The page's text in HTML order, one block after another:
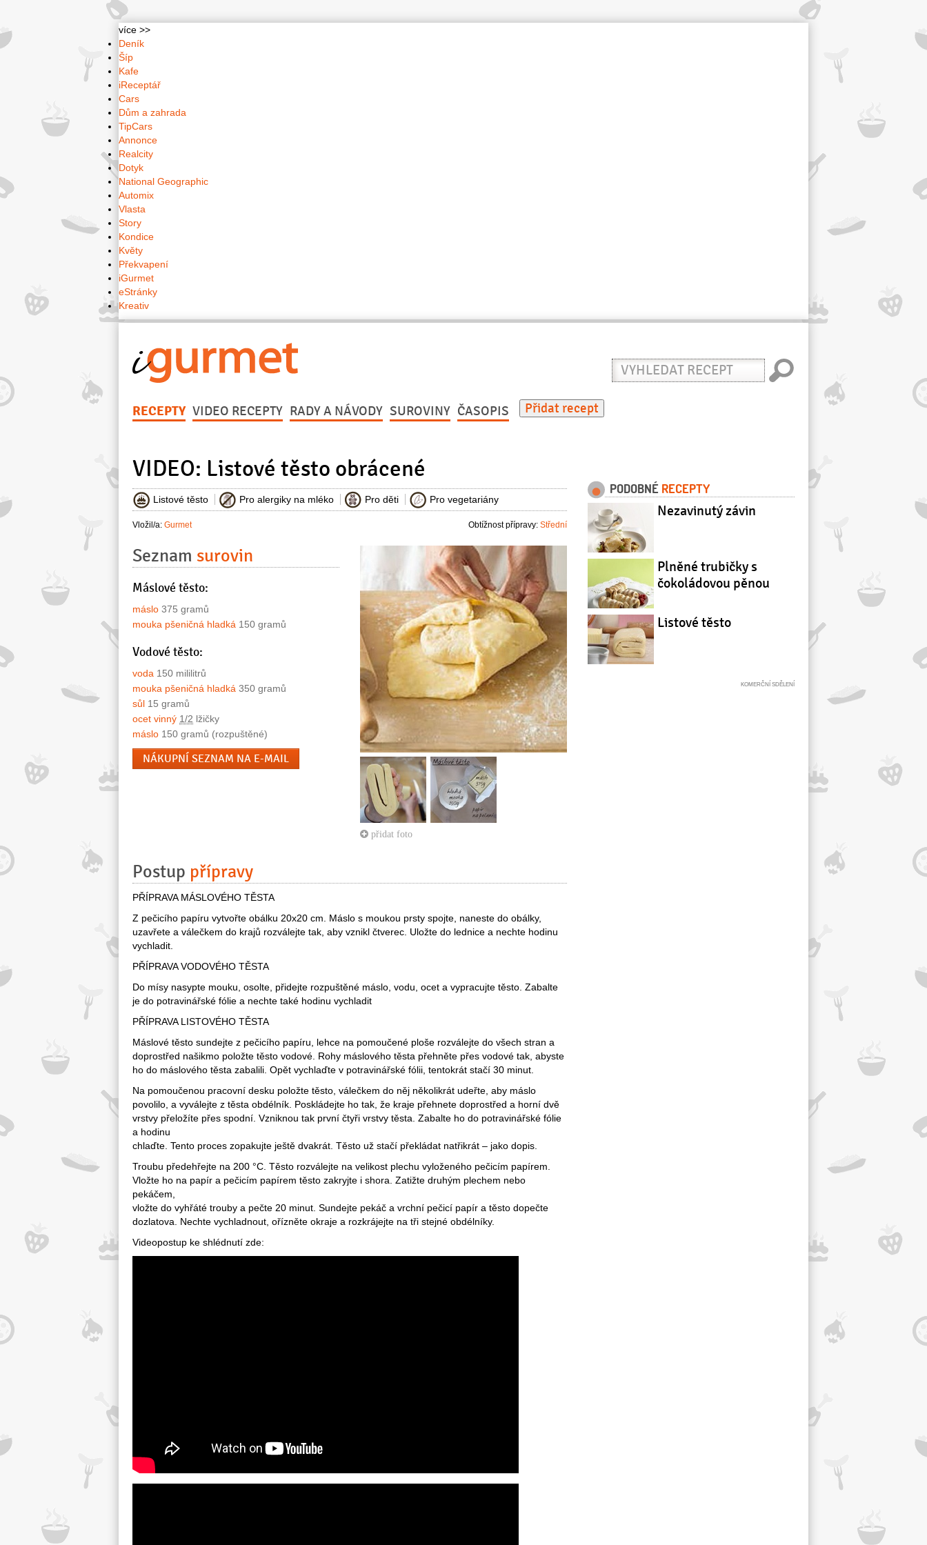
více >>
Deník
Šíp
Kafe
iReceptář
Cars
Dům a zahrada
TipCars
Annonce
Realcity
Dotyk
National Geographic
Automix
Vlasta
Story
Kondice
Květy
Překvapení
iGurmet
eStránky
Kreativ
Vyhledat
recept
RECEPTY VIDEO RECEPTY RADY A NÁVODY SUROVINY ČASOPIS Přidat recept
VIDEO: Listové těsto obrácené
Listové těsto Pro alergiky na mléko Pro děti Pro vegetariány
Vložil/a: Gurmet Obtížnost přípravy: Střední
přidat foto
Seznam surovin
Máslové těsto:
máslo 375 gramů
mouka pšeničná hladká 150 gramů
Vodové těsto:
voda 150 mililitrů
mouka pšeničná hladká 350 gramů
sůl 15 gramů
ocet vinný 1/2 lžičky
máslo 150 gramů (rozpuštěné)
NÁKUPNÍ SEZNAM NA E-MAIL
Postup přípravy
PŘÍPRAVA MÁSLOVÉHO TĚSTA
Z pečicího papíru vytvořte obálku 20x20 cm. Máslo s moukou prsty spojte, naneste do obálky,
uzavřete a válečkem do krajů rozválejte tak, aby vznikl čtverec. Uložte do lednice a nechte hodinu
vychladit.
PŘÍPRAVA VODOVÉHO TĚSTA
Do mísy nasypte mouku, osolte, přidejte rozpuštěné máslo, vodu, ocet a vypracujte těsto. Zabalte
je do potravinářské fólie a nechte také hodinu vychladit
PŘÍPRAVA LISTOVÉHO TĚSTA
Máslové těsto sundejte z pečicího papíru, lehce na pomoučené ploše rozválejte do všech stran a
doprostřed našikmo položte těsto vodové. Rohy máslového těsta přehněte přes vodové tak, abyste
ho do máslového těsta zabalili. Opět vychlaďte v potravinářské fólii, tentokrát stačí 30 minut.
Na pomoučenou pracovní desku položte těsto, válečkem do něj několikrát udeřte, aby máslo
povolilo, a vyválejte z těsta obdélník. Poskládejte ho tak, že kraje přehnete doprostřed a horní dvě
vrstvy přeložíte přes spodní. Vzniknou tak první čtyři vrstvy těsta. Zabalte ho do potravinářské fólie
a hodinu
chlaďte. Tento proces zopakujte ještě dvakrát. Těsto už stačí překládat natřikrát – jako dopis.
Troubu předehřejte na 200 °C. Těsto rozválejte na velikost plechu vyloženého pečicím papírem.
Vložte ho na papír a pečicím papírem těsto zakryjte i shora. Zatižte druhým plechem nebo
pekáčem,
vložte do vyhřáté trouby a pečte 20 minut. Sundejte pekáč a vrchní pečicí papír a těsto dopečte
dozlatova. Nechte vychladnout, ořízněte okraje a rozkrájejte na tři stejné obdélníky.
Videopostup ke shlédnutí zde:
PODOBNÉ RECEPTY
Nezavinutý závin
Plněné trubičky s
čokoládovou pěnou
Listové těsto